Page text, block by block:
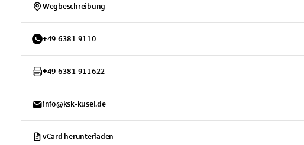
Wegbeschreibung
+49 6381 9110
+49 6381 911622
info@ksk-kusel.de
vCard herunterladen